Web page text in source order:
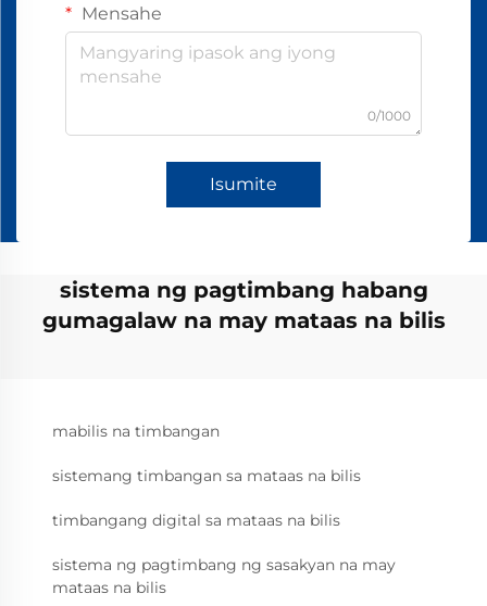
Mensahe
0/1000
Isumite
sistema ng pagtimbang habang
gumagalaw na may mataas na bilis
mabilis na timbangan
sistemang timbangan sa mataas na bilis
timbangang digital sa mataas na bilis
sistema ng pagtimbang ng sasakyan na may
mataas na bilis